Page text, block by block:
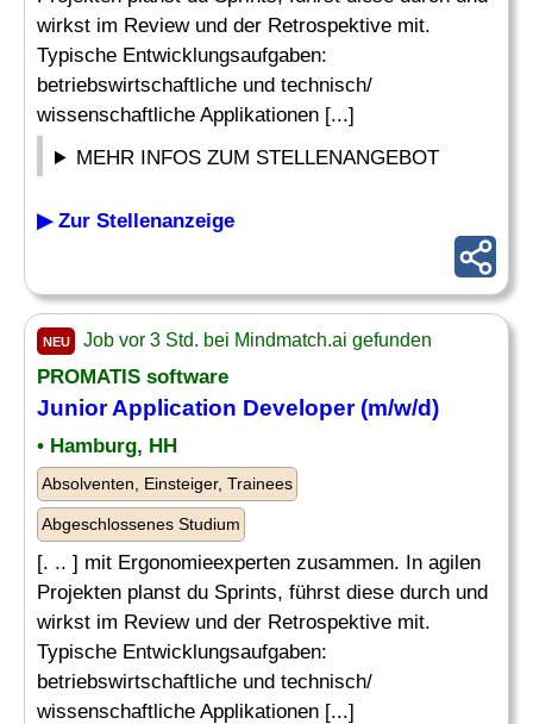
wirkst im Review und der Retrospektive mit.
Typische Entwicklungsaufgaben:
betriebswirtschaftliche und technisch/
wissenschaftliche Applikationen [...]
MEHR INFOS ZUM STELLENANGEBOT
▶ Zur Stellenanzeige
NEU Job vor 3 Std. bei Mindmatch.ai gefunden
PROMATIS software
JuniorApplication Developer(m/w/d)
• Hamburg, HH
Absolventen, Einsteiger, Trainees
Abgeschlossenes Studium
[. .. ] mit Ergonomieexperten zusammen. In agilen
Projekten planst du Sprints, führst diese durch und
wirkst im Review und der Retrospektive mit.
Typische Entwicklungsaufgaben:
betriebswirtschaftliche und technisch/
wissenschaftliche Applikationen [...]